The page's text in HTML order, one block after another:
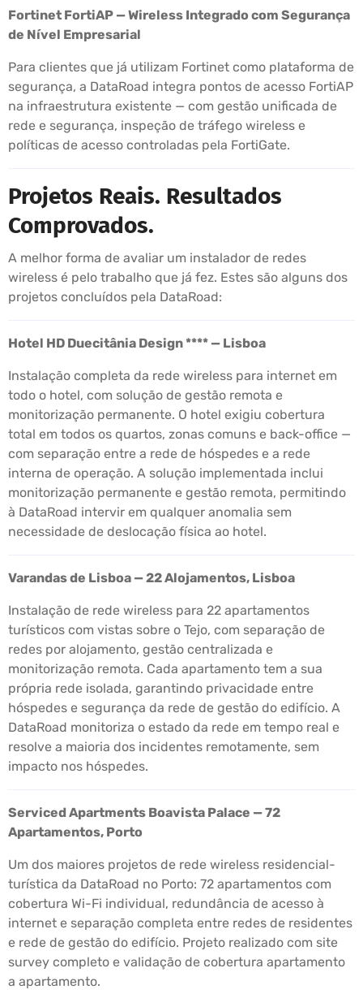
Fortinet FortiAP — Wireless Integrado com Segurança
de Nível Empresarial
Para clientes que já utilizam Fortinet como plataforma de
segurança, a DataRoad integra pontos de acesso FortiAP
na infraestrutura existente — com gestão unificada de
rede e segurança, inspeção de tráfego wireless e
políticas de acesso controladas pela FortiGate.
Projetos Reais. Resultados
Comprovados.
A melhor forma de avaliar um instalador de redes
wireless é pelo trabalho que já fez. Estes são alguns dos
projetos concluídos pela DataRoad:
Hotel HD Duecitânia Design **** — Lisboa
Instalação completa da rede wireless para internet em
todo o hotel, com solução de gestão remota e
monitorização permanente. O hotel exigiu cobertura
total em todos os quartos, zonas comuns e back-office —
com separação entre a rede de hóspedes e a rede
interna de operação. A solução implementada inclui
monitorização permanente e gestão remota, permitindo
à DataRoad intervir em qualquer anomalia sem
necessidade de deslocação física ao hotel.
Varandas de Lisboa — 22 Alojamentos, Lisboa
Instalação de rede wireless para 22 apartamentos
turísticos com vistas sobre o Tejo, com separação de
redes por alojamento, gestão centralizada e
monitorização remota. Cada apartamento tem a sua
própria rede isolada, garantindo privacidade entre
hóspedes e segurança da rede de gestão do edifício. A
DataRoad monitoriza o estado da rede em tempo real e
resolve a maioria dos incidentes remotamente, sem
impacto nos hóspedes.
Serviced Apartments Boavista Palace — 72
Apartamentos, Porto
Um dos maiores projetos de rede wireless residencial-
turística da DataRoad no Porto: 72 apartamentos com
cobertura Wi-Fi individual, redundância de acesso à
internet e separação completa entre redes de residentes
e rede de gestão do edifício. Projeto realizado com site
survey completo e validação de cobertura apartamento
a apartamento.